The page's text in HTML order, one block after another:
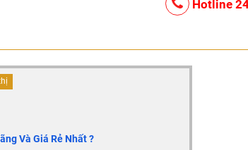
Hotline
Và Giá Rẻ Nhất ?